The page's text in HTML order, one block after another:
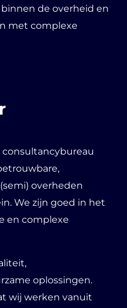
de overheid en
met complexe
consultancybureau
overheden
We zijn goed in het
en complexe
oplossingen.
wij werken vanuit